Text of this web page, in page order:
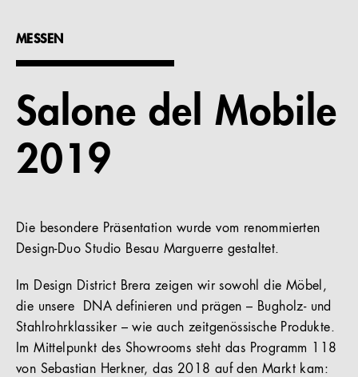
Service
Unternehmen
MESSEN
Salone del Mobile
2019
Die besondere Präsentation wurde vom renommierten
Design-Duo Studio Besau Marguerre gestaltet.
Im Design District Brera zeigen wir sowohl die Möbel,
die unsere DNA definieren und prägen – Bugholz- und
Stahlrohrklassiker – wie auch zeitgenössische Produkte.
Im Mittelpunkt des Showrooms steht das Programm 118
von Sebastian Herkner, das 2018 auf den Markt kam: